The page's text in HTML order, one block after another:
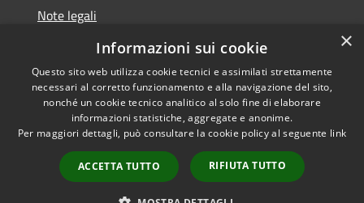
Note legali
Dichiarazione di accessibilità
Accessibilità
Copyright © 2026 • Comune di
Longarone • Powered by
Municipium•
Accesso
redazione
×
Informazioni sui cookie
Questo sito web utilizza cookie tecnici e assimilati strettamente
necessari al corretto funzionamento e alla navigazione del sito,
nonché un cookie tecnico analitico al solo fine di elaborare
informazioni statistiche, aggregate e anonime.
Per maggiori dettagli, può consultare la cookie policy al seguente link
ACCETTA TUTTO RIFIUTA TUTTO